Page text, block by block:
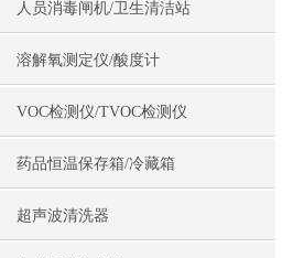
人员消毒闸机/卫生清洁站
溶解氧测定仪/酸度计
VOC检测仪/TVOC检测仪
药品恒温保存箱/冷藏箱
超声波清洗器